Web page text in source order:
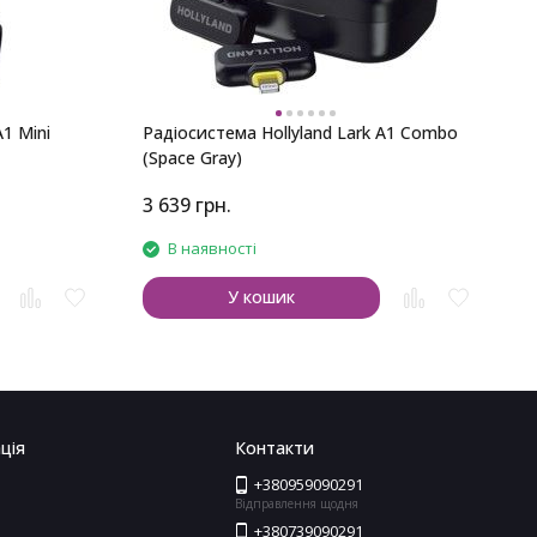
Mini
Радіосистема Hollyland Lark A1 Combo
(Space Gray)
3 639 грн.
В наявності
У кошик
Контакти
+380959090291
Відправлення щодня
+380739090291